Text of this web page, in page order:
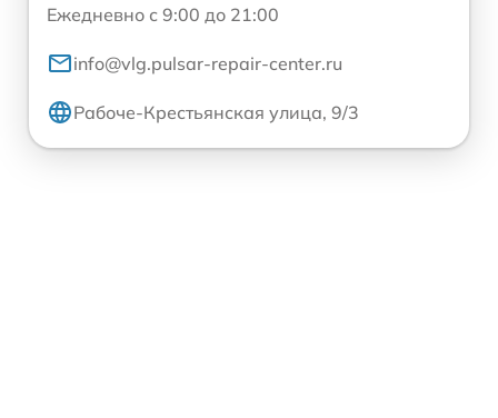
Ежедневно с 9:00 до 21:00
info@vlg.pulsar-repair-center.ru
Рабоче-Крестьянская улица, 9/3